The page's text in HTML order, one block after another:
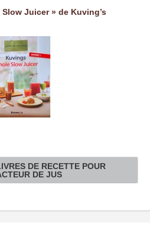
Juicer » de Kuving’s
DE RECETTE POUR
DE JUS